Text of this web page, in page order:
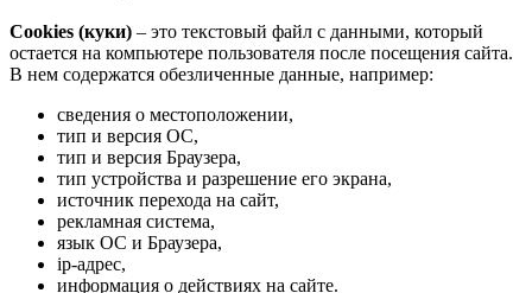
Cookies (куки) – это текстовый файл с данными, который
остается на компьютере пользователя после посещения сайта.
В нем содержатся обезличенные данные, например:
сведения о местоположении,
тип и версия ОС,
тип и версия Браузера,
тип устройства и разрешение его экрана,
источник перехода на сайт,
рекламная система,
язык ОС и Браузера,
ip-адрес,
информация о действиях на сайте.